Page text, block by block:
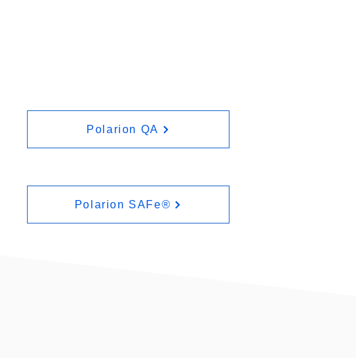
Polarion QA
Polarion SAFe®